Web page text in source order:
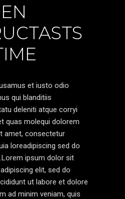
et iusto odio
qui blanditiis
deleniti atque corryi
quas molequi dolorem
amet, consectetur
loreadipiscing sed do
ipsum dolor sit
elit, sed do
ut labore et dolore
ad minim veniam, quis